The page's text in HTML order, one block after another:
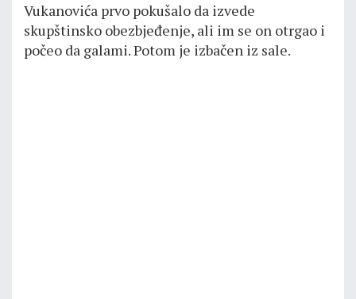
Vukanovića prvo pokušalo da izvede
skupštinsko obezbjeđenje, ali im se on otrgao i
počeo da galami. Potom je izbačen iz sale.